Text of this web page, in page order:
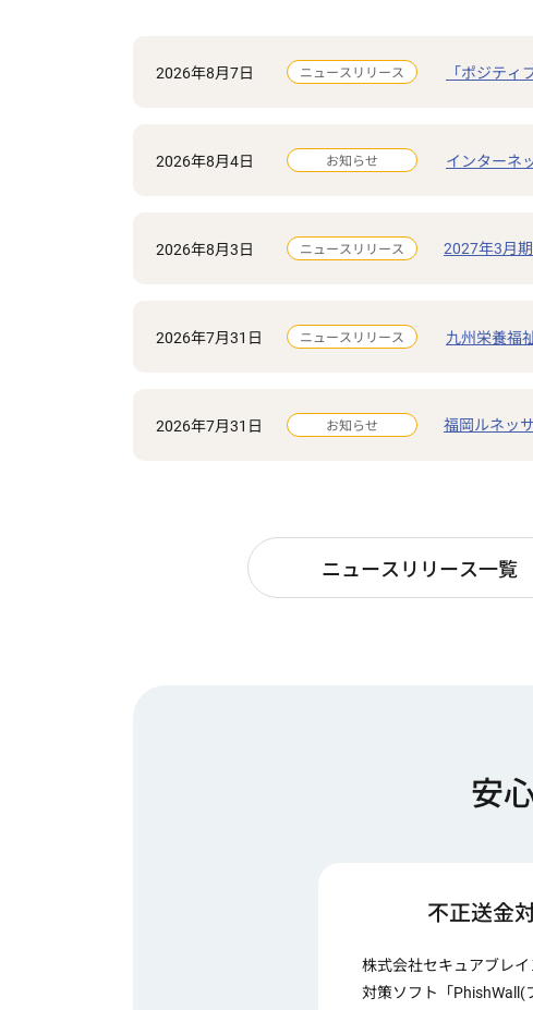
2026年8月7日 ニュースリリース 「ポジテ
2026年8月4日 お知らせ インターネ
2026年8月3日 ニュースリリース 2027年3月
2026年7月31日 ニュースリリース 九州栄養福
2026年7月31日 お知らせ 福岡ルネッ
ニュースリリース一覧
安
不正送金
株式会社セキュアブレ
対策ソフト「PhishWall(